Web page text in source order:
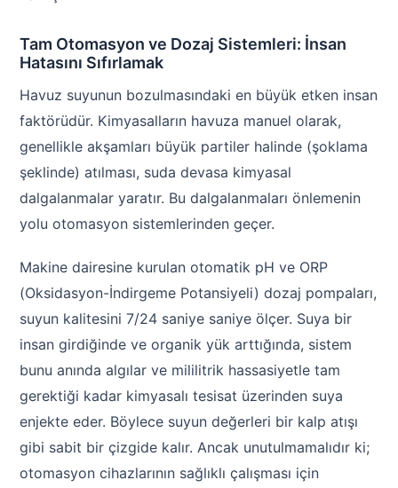
Tam Otomasyon ve Dozaj Sistemleri: İnsan
Hatasını Sıfırlamak
Havuz suyunun bozulmasındaki en büyük etken insan
faktörüdür. Kimyasalların havuza manuel olarak,
genellikle akşamları büyük partiler halinde (şoklama
şeklinde) atılması, suda devasa kimyasal
dalgalanmalar yaratır. Bu dalgalanmaları önlemenin
yolu otomasyon sistemlerinden geçer.
Makine dairesine kurulan otomatik pH ve ORP
(Oksidasyon-İndirgeme Potansiyeli) dozaj pompaları,
suyun kalitesini 7/24 saniye saniye ölçer. Suya bir
insan girdiğinde ve organik yük arttığında, sistem
bunu anında algılar ve mililitrik hassasiyetle tam
gerektiği kadar kimyasalı tesisat üzerinden suya
enjekte eder. Böylece suyun değerleri bir kalp atışı
gibi sabit bir çizgide kalır. Ancak unutulmamalıdır ki;
otomasyon cihazlarının sağlıklı çalışması için